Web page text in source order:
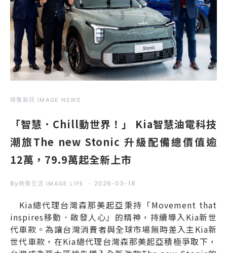
映像新訊 IMAGE NEWS
「智慧．Chill動世界！」 Kia智慧油電科技
潮旅The new Stonic 升級配備總價值逾
12萬，79.9萬起全新上市
By 映像生活 IMAGE LIFE 2026-03-18
Kia總代理台灣森那美起亞秉持「Movement that
inspires移動．啟發人心」的精神，持續導入Kia新世
代車款。為讓台灣消費者與全球市場無時差入主Kia新
世代車款，在Kia總代理台灣森那美起亞積極爭取下，